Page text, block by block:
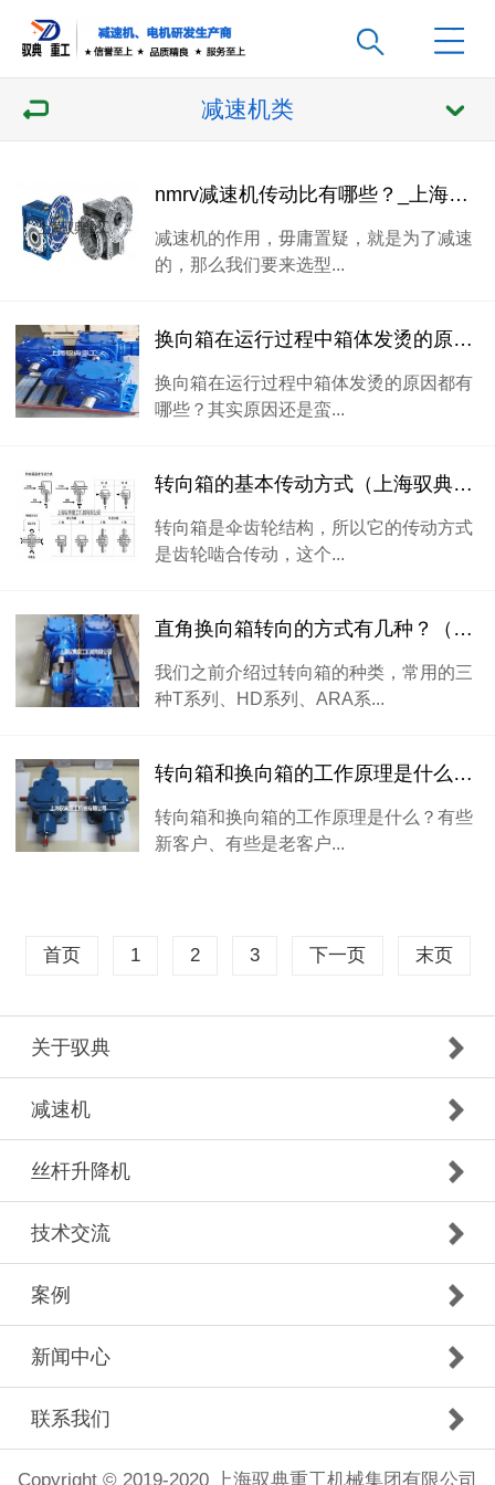
减速机类
nmrv减速机传动比有哪些？_上海驭典减速机
减速机的作用，毋庸置疑，就是为了减速
的，那么我们要来选型...
换向箱在运行过程中箱体发烫的原因？
换向箱在运行过程中箱体发烫的原因都有
哪些？其实原因还是蛮...
转向箱的基本传动方式（上海驭典重工
转向箱是伞齿轮结构，所以它的传动方式
是齿轮啮合传动，这个...
直角换向箱转向的方式有几种？（驭典重工）
我们之前介绍过转向箱的种类，常用的三
种T系列、HD系列、ARA系...
转向箱和换向箱的工作原理是什么？（驭典重工）
转向箱和换向箱的工作原理是什么？有些
新客户、有些是老客户...
首页 1 2 3 下一页 末页
关于驭典
减速机
丝杆升降机
技术交流
案例
新闻中心
联系我们
Copyright © 2019-2020 上海驭典重工机械集团有限公司